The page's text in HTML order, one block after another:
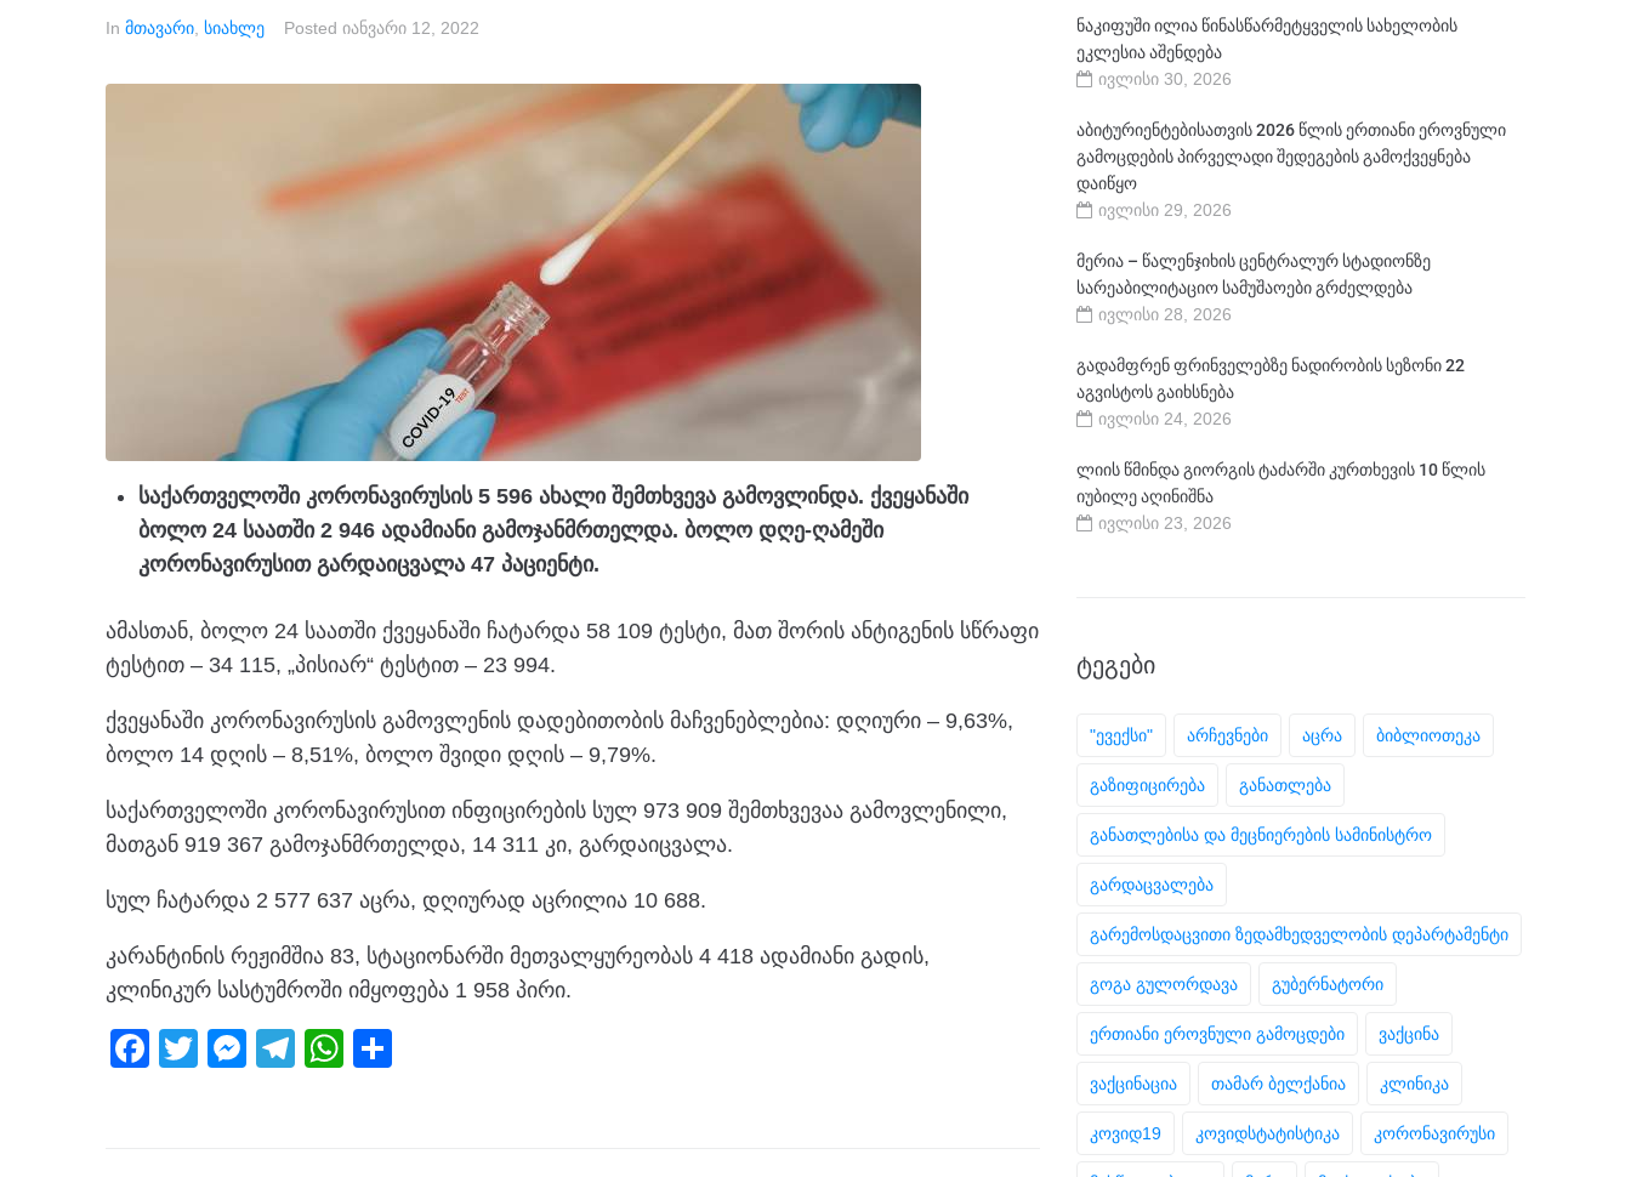
In მთავარი სიახლე Posted იანვარი 12, 2022
საქართველოში კორონავირუსის 5 596 ახალი შემთხვევა გამოვლინდა. ქვეყანაში
ბოლო 24 საათში 2 946 ადამიანი გამოჯანმრთელდა. ბოლო დღე-ღამეში
კორონავირუსით გარდაიცვალა 47 პაციენტი.
ამასთან, ბოლო 24 საათში ქვეყანაში ჩატარდა 58 109 ტესტი, მათ შორის ანტიგენის სწრაფი
ტესტით – 34 115, „პისიარ“ ტესტით – 23 994.
ქვეყანაში კორონავირუსის გამოვლენის დადებითობის მაჩვენებლებია: დღიური – 9,63%,
ბოლო 14 დღის – 8,51%, ბოლო შვიდი დღის – 9,79%.
საქართველოში კორონავირუსით ინფიცირების სულ 973 909 შემთხვევაა გამოვლენილი,
მათგან 919 367 გამოჯანმრთელდა, 14 311 კი, გარდაიცვალა.
სულ ჩატარდა 2 577 637 აცრა, დღიურად აცრილია 10 688.
კარანტინის რეჟიმშია 83, სტაციონარში მეთვალყურეობას 4 418 ადამიანი გადის,
კლინიკურ სასტუმროში იმყოფება 1 958 პირი.
F
T
M
T
W
ნაკიფუში ილია წინასწარმეტყველის სახელობის
ეკლესია აშენდება
ივლისი 30, 2026
აბიტურიენტებისათვის 2026 წლის ერთიანი ეროვნული
გამოცდების პირველადი შედეგების გამოქვეყნება
დაიწყო
ივლისი 29, 2026
მერია – წალენჯიხის ცენტრალურ სტადიონზე
სარეაბილიტაციო სამუშაოები გრძელდება
ივლისი 28, 2026
გადამფრენ ფრინველებზე ნადირობის სეზონი 22
აგვისტოს გაიხსნება
ივლისი 24, 2026
ლიის წმინდა გიორგის ტაძარში კურთხევის 10 წლის
იუბილე აღინიშნა
ივლისი 23, 2026
ᲢᲔᲒᲔᲑᲘ
"ევექსი" არჩევნები აცრა ბიბლიოთეკა
გაზიფიცირება განათლება
განათლებისა და მეცნიერების სამინისტრო
გარდაცვალება
გარემოსდაცვითი ზედამხედველობის დეპარტამენტი
გოგა გულორდავა გუბერნატორი
ერთიანი ეროვნული გამოცდები ვაქცინა
ვაქცინაცია თამარ ბელქანია კლინიკა
კოვიდ19 კოვიდსტატისტიკა კორონავირუსი